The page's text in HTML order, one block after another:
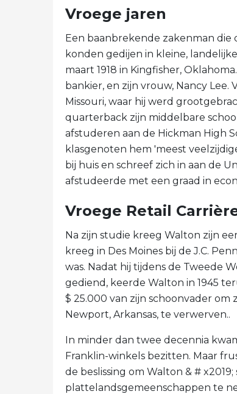
Vroege jaren
Een baanbrekende zakenman
konden gedijen in kleine,
maart 1918 in Kingfisher,
bankier, en zijn vrouw, Nancy
Missouri, waar hij werd
quarterback zijn middelbare
afstuderen aan de Hickman High
klasgenoten hem 'meest
bij huis en schreef zich in aan de
afstudeerde met een graad in
Vroege Retail
Na zijn studie kreeg Walton zijn
kreeg in Des Moines bij de J.C.
was. Nadat hij tijdens de Tweede
gediend, keerde Walton in 1945
$ 25.000 van zijn schoonvader om
Newport, Arkansas, te verwerven..
In minder dan twee decennia
Franklin-winkels bezitten. Maar
de beslissing om Walton & #
plattelandsgemeenschappen te